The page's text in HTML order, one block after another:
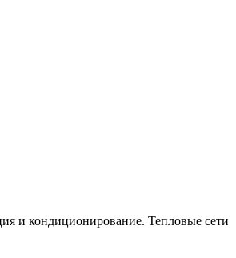
и кондиционирование. Тепловые сети